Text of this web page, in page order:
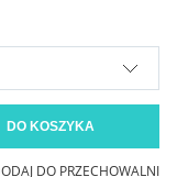
DO KOSZYKA
DO PRZECHOWALNI